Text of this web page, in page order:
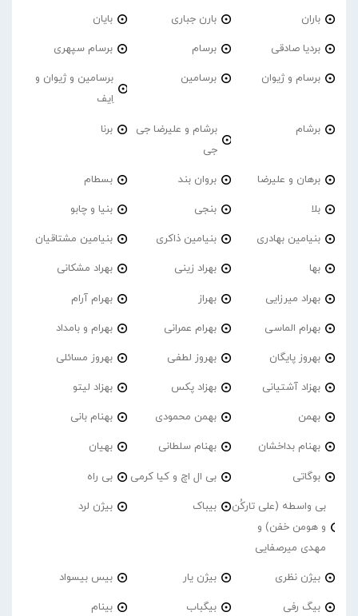
باران بارن جباری بایان
بردیا صادقی برسام برسام سپهری
برسام و ژیوان برسامین
برسامین و ژیوان و
اِیف
برشام
برشام و علیرضا جی
جی
برنا
برهان و علیرضا بروان بند بسطام
بلا بنجی بنیا و چابو
بنیامین بهادری بنیامین ذاکری بنیامین مشتاقیان
بها بهراد زینی بهراد مشکانی
بهراد میرزایی بهراز بهرام آرام
بهرام الماسی بهرام عمرانی بهرام و بامداد
بهروز پایگان بهروز لطفی بهروز مسائلی
بهزاد آشتیانی بهزاد پکس بهزاد لیتو
بهمن بهمن محمودی بهنام بانی
بهنام بداخشان بهنام سلطانی بهیان
بوگاتی بی ال اچ و کیا کرمی بی راه
بی واسطه (علی تارکُن
و هومن خفن) و
مهدی میرصفایی
بیباک بیژن لرد
بیژن نظری بیژن یار بیس بیسواد
بیگ رفی بیگباب بینام